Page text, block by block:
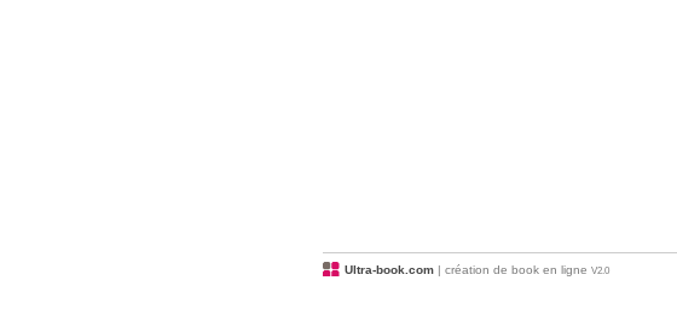
Ultra-book.com | création de book en ligne V2.0